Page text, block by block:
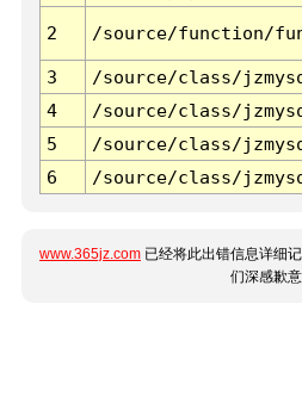
2 /source/function/
3 /source/class/
4
/source/class/
5
/source/class/
6
/source/class/
www.365jz.com 已经将此出错信息详细
们深感歉